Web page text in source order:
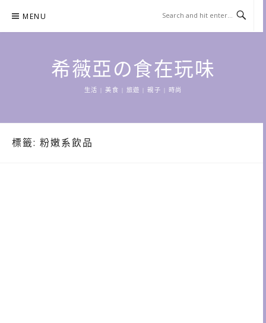
content
MENU
希薇亞の食在玩味
生活 | 美食 | 旅遊 | 親子 | 時尚
標籤: 粉嫩系飲品